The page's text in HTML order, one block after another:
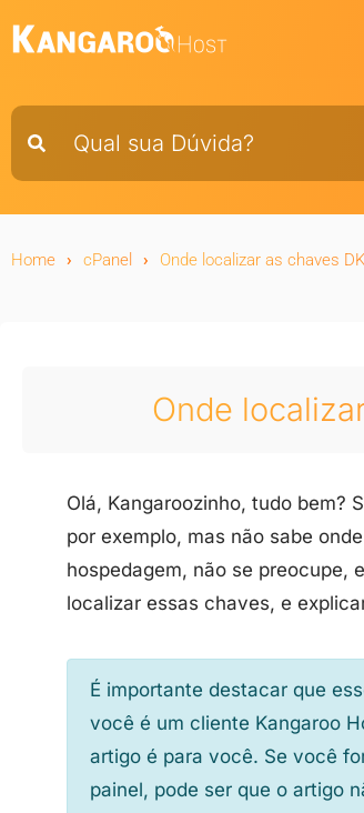
Home cPanel Onde localizar as chaves
Onde
Olá, Kangaroozinho, tudo bem?
por exemplo, mas não sabe
hospedagem, não se preocupe,
localizar essas chaves, e
É importante destacar que
você é um cliente Kangaroo
artigo é para você. Se você
painel, pode ser que o artigo